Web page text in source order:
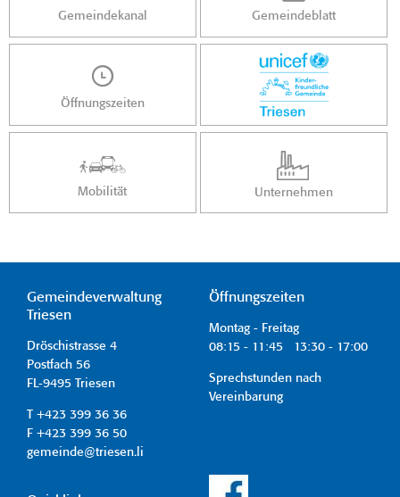
Gemeindekanal Gemeindeblatt
Öffnungszeiten
Mobilität Unternehmen
Gemeindeverwaltung
Triesen
Dröschistrasse 4
Postfach 56
FL-9495 Triesen
T +423 399 36 36
F +423 399 36 50
gemeinde@triesen.li
Öffnungszeiten
Montag - Freitag
08:15 - 11:45 13:30 - 17:00
Sprechstunden nach
Vereinbarung